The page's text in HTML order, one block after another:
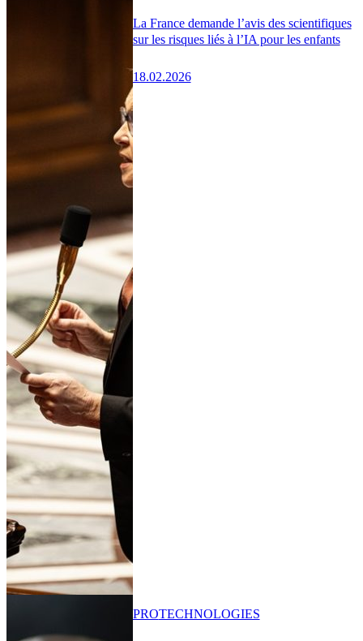
La France demande l’avis des scientifiques
sur les risques liés à l’IA pour les enfants
18.02.2026
PROTECHNOLOGIES